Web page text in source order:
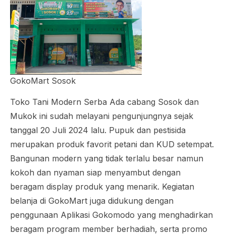
GokoMart Sosok
Toko Tani Modern Serba Ada cabang Sosok dan
Mukok ini sudah melayani pengunjungnya sejak
tanggal 20 Juli 2024 lalu. Pupuk dan pestisida
merupakan produk favorit petani dan KUD setempat.
Bangunan modern yang tidak terlalu besar namun
kokoh dan nyaman siap menyambut dengan
beragam display produk yang menarik. Kegiatan
belanja di GokoMart juga didukung dengan
penggunaan Aplikasi Gokomodo yang menghadirkan
beragam program member berhadiah, serta promo